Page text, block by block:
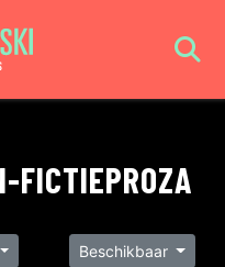
FICTIEPROZA
Beschikbaar